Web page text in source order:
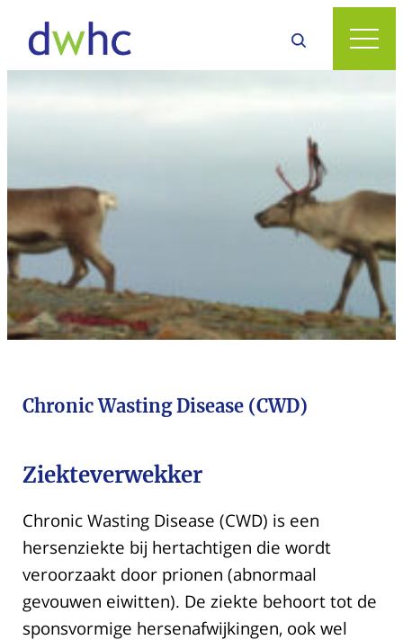
Chronic Wasting Disease (CWD)
Ziekteverwekker
Chronic Wasting Disease (CWD) is een
hersenziekte bij hertachtigen die wordt
veroorzaakt door prionen (abnormaal
gevouwen eiwitten). De ziekte behoort tot de
sponsvormige hersenafwijkingen, ook wel